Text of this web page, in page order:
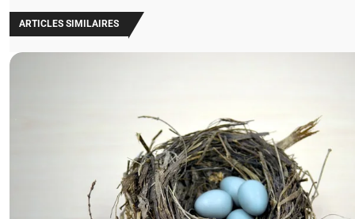
ARTICLES SIMILAIRES